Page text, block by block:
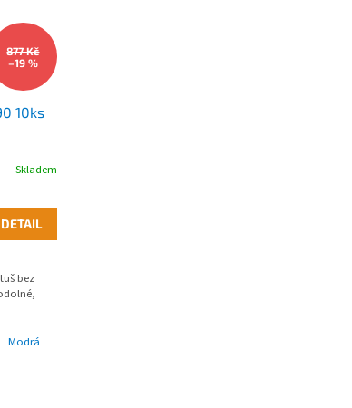
877 Kč
–19 %
10ks
Skladem
DETAIL
bez
Modrá